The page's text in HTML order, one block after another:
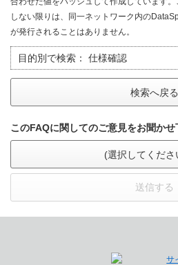
しない限りは、同一ネットワーク内の
が発行されることはありません。
目的別で検索： 仕様確認
検索へ戻る
このFAQに関してのご意見をお聞かせ
(選択してくださ
送信する
サ